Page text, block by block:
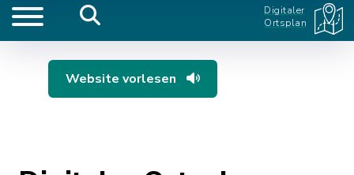
Digitaler
Ortsplan
Website vorlesen